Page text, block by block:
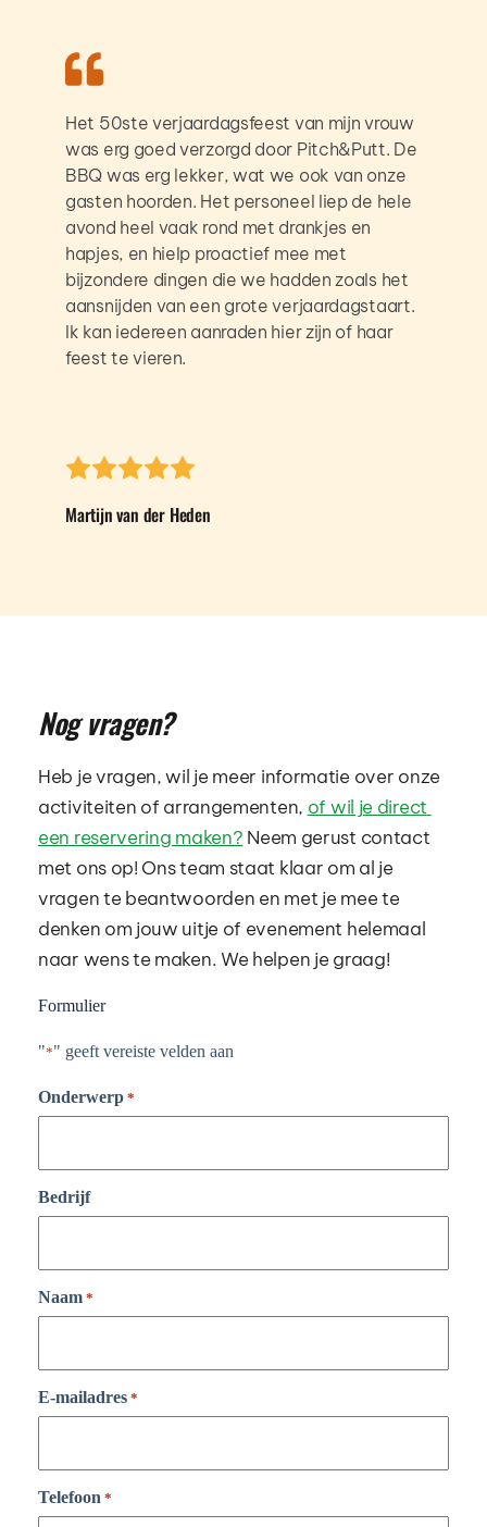
Het 50ste verjaardagsfeest van mijn vrouw
was erg goed verzorgd door Pitch&Putt. De
BBQ was erg lekker, wat we ook van onze
gasten hoorden. Het personeel liep de hele
avond heel vaak rond met drankjes en
hapjes, en hielp proactief mee met
bijzondere dingen die we hadden zoals het
aansnijden van een grote verjaardagstaart.
Ik kan iedereen aanraden hier zijn of haar
feest te vieren.
Martijn van der Heden
Nog vragen?
Heb je vragen, wil je meer informatie over onze
activiteiten of arrangementen, of wil je direct
een reservering maken? Neem gerust contact
met ons op! Ons team staat klaar om al je
vragen te beantwoorden en met je mee te
denken om jouw uitje of evenement helemaal
naar wens te maken. We helpen je graag!
Formulier
"*" geeft vereiste velden aan
Onderwerp *
Bedrijf
Naam *
E-mailadres *
Telefoon *